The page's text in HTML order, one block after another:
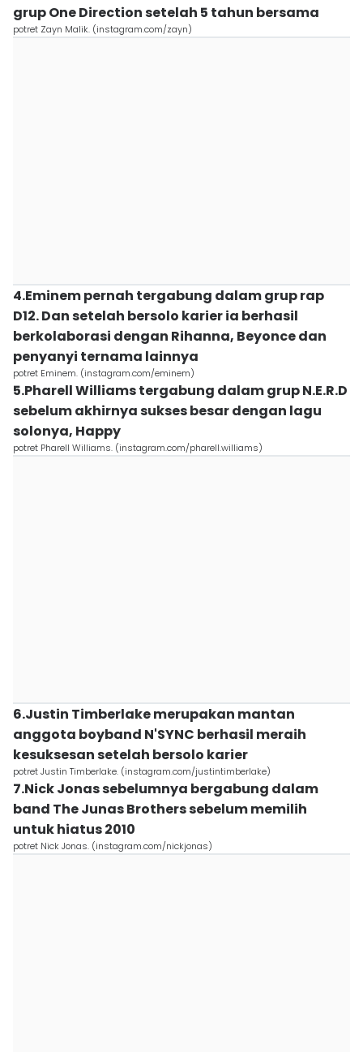
grup One Direction setelah 5 tahun bersama
potret Zayn Malik. (instagram.com/zayn)
4.Eminem pernah tergabung dalam grup rap
D12. Dan setelah bersolo karier ia berhasil
berkolaborasi dengan Rihanna, Beyonce dan
penyanyi ternama lainnya
potret Eminem. (instagram.com/eminem)
5.Pharell Williams tergabung dalam grup N.E.R.D
sebelum akhirnya sukses besar dengan lagu
solonya, Happy
potret Pharell Williams. (instagram.com/pharell.williams)
6.Justin Timberlake merupakan mantan
anggota boyband N'SYNC berhasil meraih
kesuksesan setelah bersolo karier
potret Justin Timberlake. (instagram.com/justintimberlake)
7.Nick Jonas sebelumnya bergabung dalam
band The Junas Brothers sebelum memilih
untuk hiatus 2010
potret Nick Jonas. (instagram.com/nickjonas)